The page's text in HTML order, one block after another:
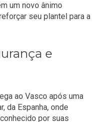
um novo ânimo
seu plantel para a
e
ao Vasco após uma
da Espanha, onde
por suas